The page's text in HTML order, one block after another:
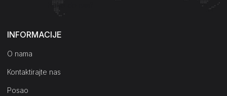
Kako do nas?
INFORMACIJE
O nama
Kontaktirajte nas
Posao